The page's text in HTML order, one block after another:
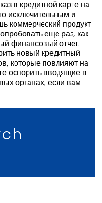
в кредитной карте на
исключительным и
коммерческий продукт
еще раз, как
финансовый отчет.
новый кредитный
которые повлияют на
оспорить вводящие в
органах, если вам